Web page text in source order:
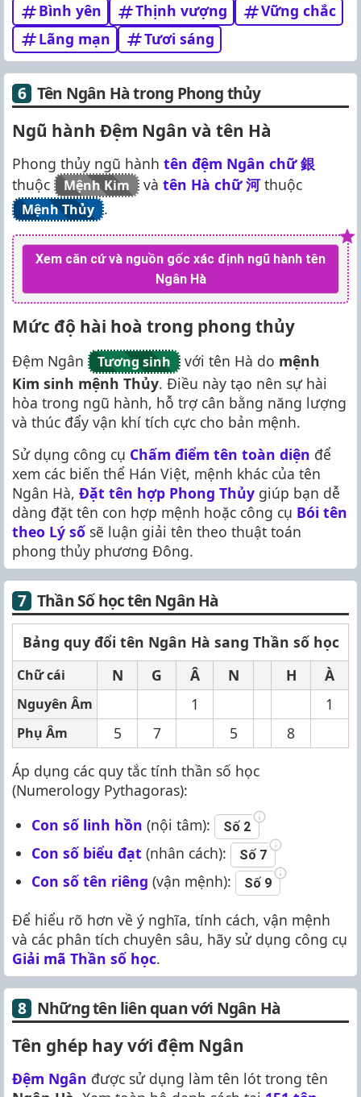
Bình yên Thịnh vượng
Vững chắc
Lãng mạn
Tươi sáng
Tên Ngân Hà trong Phong thủy
Ngũ hành Đệm Ngân và tên Hà
Phong thủy ngũ hành tên đệm Ngân chữ銀
thuộc
Mệnh Kim và tên Hà chữ河thuộc
Mệnh Thủy .
Xem căn cứ và nguồn gốc xác định ngũ hành tên
Ngân Hà
Mức độ hài hoà trong phong thủy
Đệm Ngân Tương sinh với tên Hà do mệnh
Kim sinh mệnh Thủy. Điều này tạo nên sự hài
hòa trong ngũ hành, hỗ trợ cân bằng năng lượng
và thúc đẩy vận khí tích cực cho bản mệnh.
Sử dụng công cụ Chấm điểm tên toàn diện để
xem các biến thể Hán Việt, mệnh khác của tên
Ngân Hà, Đặt tên hợp Phong Thủy giúp bạn dễ
dàng đặt tên con hợp mệnh hoặc công cụ Bói tên
theo Lý số sẽ luận giải tên theo thuật toán
phong thủy phương Đông.
Thần Số học tên Ngân Hà
Bảng quy đổi tên Ngân Hà sang Thần số học
Chữ cái N G Â N H À
Nguyên Âm 1 1
Phụ Âm 5 7 5
8
Áp dụng các quy tắc tính thần số học
(Numerology Pythagoras):
Con số linh hồn (nội tâm): Số 2
Con số biểu đạt (nhân cách): Số 7
Con số tên riêng (vận mệnh): Số 9
Để hiểu rõ hơn về ý nghĩa, tính cách, vận mệnh
và các phân tích chuyên sâu, hãy sử dụng công cụ
Giải mã Thần số học.
Những tên liên quan với Ngân Hà
Tên ghép hay với đệm Ngân
Đệm Ngân được sử dụng làm tên lót trong tên